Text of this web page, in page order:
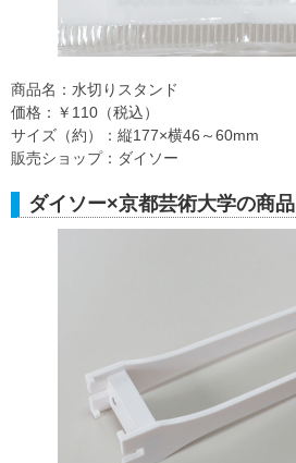
商品名：水切りスタンド
価格：￥110（税込）
サイズ（約）：縦177×横46～60mm
販売ショップ：ダイソー
ダイソー×京都芸術大学の商